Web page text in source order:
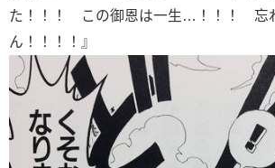
た！！！ この御恩は一生…！！！ 忘
ん！！！！』